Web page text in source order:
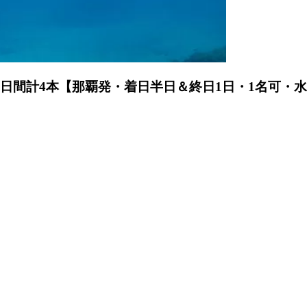
間計4本【那覇発・着日半日＆終日1日・1名可・